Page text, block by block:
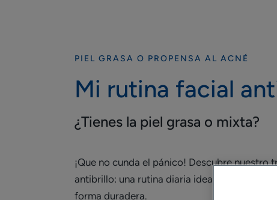
PIEL GRASA O PROPENSA AL ACNÉ
Mi rutina facial
¿Tienes la piel grasa o mixta?
¡Que no cunda el pánico! Descubre nuestro
antibrillo: una rutina diaria ideal para
forma duradera.